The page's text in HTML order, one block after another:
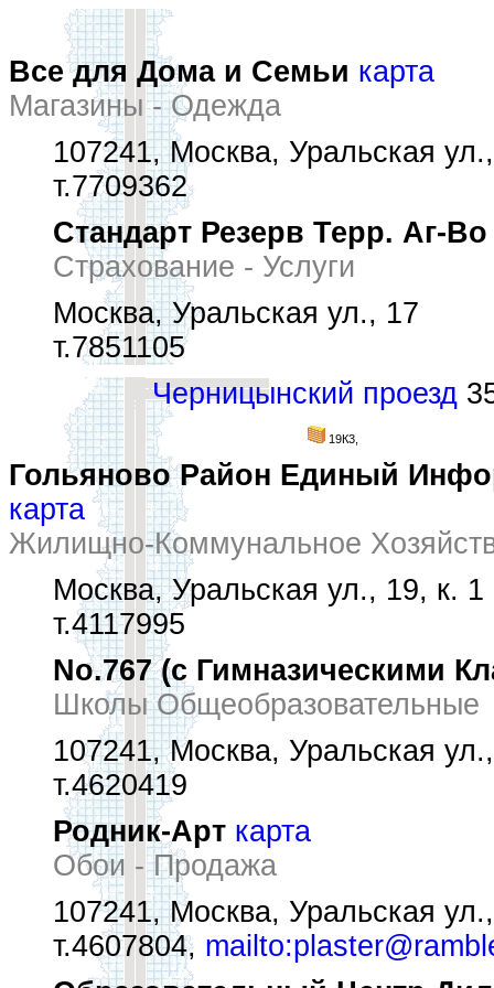
Все для Дома и Семьи карта
Магазины - Одежда
107241, Москва, Уральская
т.7709362
Стандарт Резерв Терр. Аг-Во
Страхование - Услуги
Москва, Уральская ул., 17
т.7851105
Черницынский проезд
19К3,
Гольяново Район Единый
карта
Жилищно-Коммунальное
Москва, Уральская ул., 19, к. 1
т.4117995
No.767 (с Гимназическими
Школы Общеобразовательные
107241, Москва, Уральская
т.4620419
Родник-Арт карта
Обои - Продажа
107241, Москва, Уральская
т.4607804,